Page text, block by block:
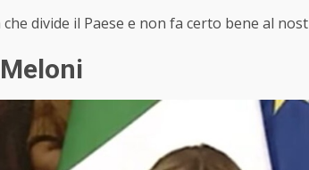
divide il Paese e non fa certo bene al